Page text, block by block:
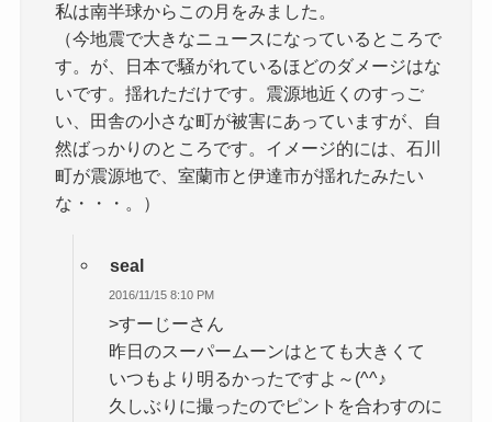
私は南半球からこの月をみました。
（今地震で大きなニュースになっているところで
す。が、日本で騒がれているほどのダメージはな
いです。揺れただけです。震源地近くのすっご
い、田舎の小さな町が被害にあっていますが、自
然ばっかりのところです。イメージ的には、石川
町が震源地で、室蘭市と伊達市が揺れたみたい
な・・・。）
seal
2016/11/15 8:10 PM
>すーじーさん
昨日のスーパームーンはとても大きくて
いつもより明るかったですよ～(^^♪
久しぶりに撮ったのでピントを合わすのに